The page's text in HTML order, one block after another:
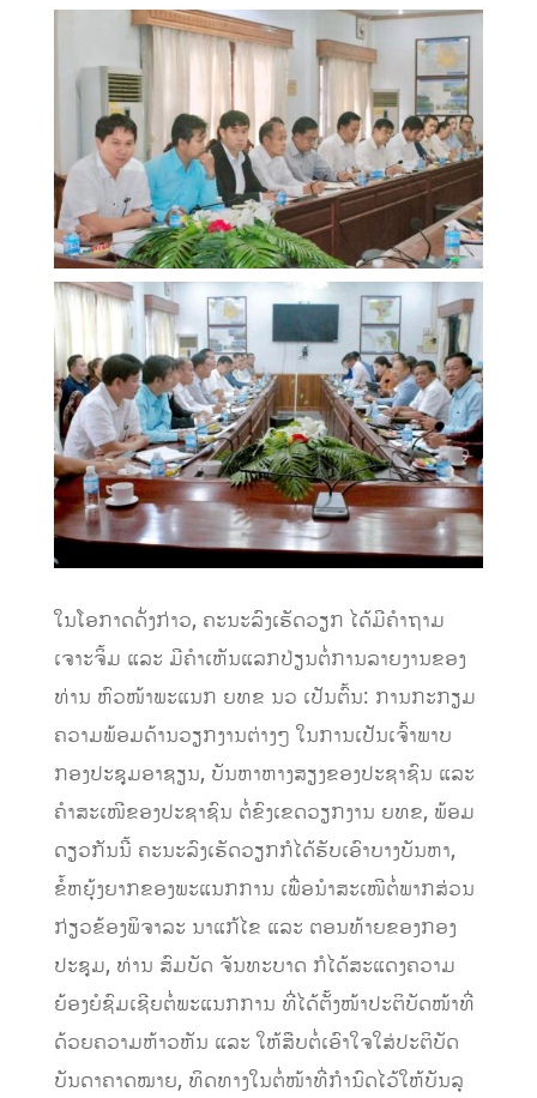
ໃນໂອກາດດັ່ງກ່າວ, ຄະນະລົງເຮັດວຽກ ໄດ້ມີຄຳຖາມ
ເຈາະຈິ້ມ ແລະ ມີຄຳເຫັນແລກປ່ຽນຕໍ່ການລາຍງານຂອງ
ທ່ານ ຫົວໜ້າພະແນກ ຍທຂ ນວ ເປັນຕົ້ນ: ການກະກຽມ
ຄວາມພ້ອມດ້ານວຽກງານຕ່າງໆ ໃນການເປັນເຈົ້າພາບ
ກອງປະຊຸມອາຊຽນ, ບັນຫາຫາງສຽງຂອງປະຊາຊົນ ແລະ
ຄໍາສະເໜີຂອງປະຊາຊົນ ຕໍ່ຂົງເຂດວຽກງານ ຍທຂ, ພ້ອມ
ດຽວກັນນີ້ ຄະນະລົງເຮັດວຽກກໍໄດ້ຮັບເອົາບາງບັນຫາ,
ຂໍ້ຫຍຸ້ງຍາກຂອງພະແນກການ ເພື່ອນຳສະເໜີຕໍ່ພາກສ່ວນ
ກ່ຽວຂ້ອງພິຈາລະ ນາແກ້ໄຂ ແລະ ຕອນທ້າຍຂອງກອງ
ປະຊຸມ, ທ່ານ ສົມບັດ ຈັນທະບາດ ກໍໄດ້ສະແດງຄວາມ
ຍ້ອງຍໍຊົມເຊີຍຕໍ່ພະແນກການ ທີ່ໄດ້ຕັ້ງໜ້າປະຕິບັດໜ້າທີ່
ດ້ວຍຄວາມຫ້າວຫັນ ແລະ ໃຫ້ສືບຕໍ່ເອົາໃຈໃສ່ປະຕິບັດ
ບັນດາຄາດໝາຍ, ທິດທາງໃນຕໍ່ໜ້າທີ່ກຳນົດໄວ້ໃຫ້ບັນລຸ